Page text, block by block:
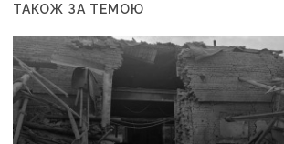
ТАКОЖ ЗА ТЕМОЮ